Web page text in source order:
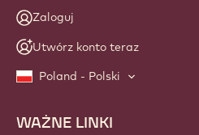
Zaloguj
Utwórz konto teraz
Poland - Polski
Footer
WAŻNE LINKI